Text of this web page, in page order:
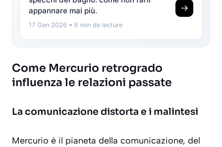
appannare mai più.
17 Gen 2026 • 6 min de lecture
→
Come Mercurio retrogrado
influenza le relazioni passate
La comunicazione distorta e i malintesi
Mercurio è il pianeta della comunicazione, del